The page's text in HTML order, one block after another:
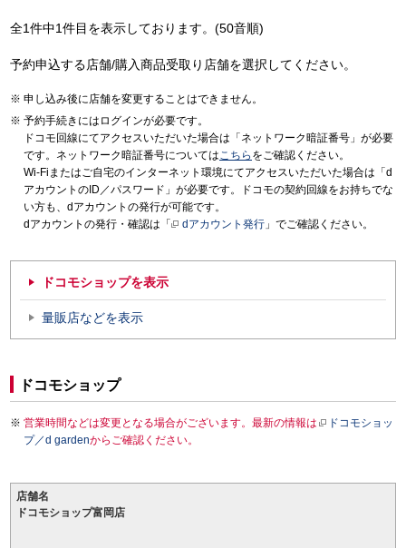
全1件中1件目を表示しております。(50音順)
予約申込する店舗/購入商品受取り店舗を選択してください。
申し込み後に店舗を変更することはできません。
予約手続きにはログインが必要です。
ドコモ回線にてアクセスいただいた場合は「ネットワーク暗証番号」が必要
です。ネットワーク暗証番号についてはこちら をご確認ください。
Wi-Fiまたはご自宅のインターネット環境にてアクセスいただいた場合は「d
アカウントのID／パスワード」が必要です。ドコモの契約回線をお持ちでな
い方も、dアカウントの発行が可能です。
dアカウントの発行・確認は「
dアカウント発行 」でご確認ください。
ドコモショップを表示
量販店などを表示
ドコモショップ
営業時間などは変更となる場合がございます。最新の情報は
ドコモショッ
プ／d gardenからご確認ください。
店舗名
ドコモショップ富岡店